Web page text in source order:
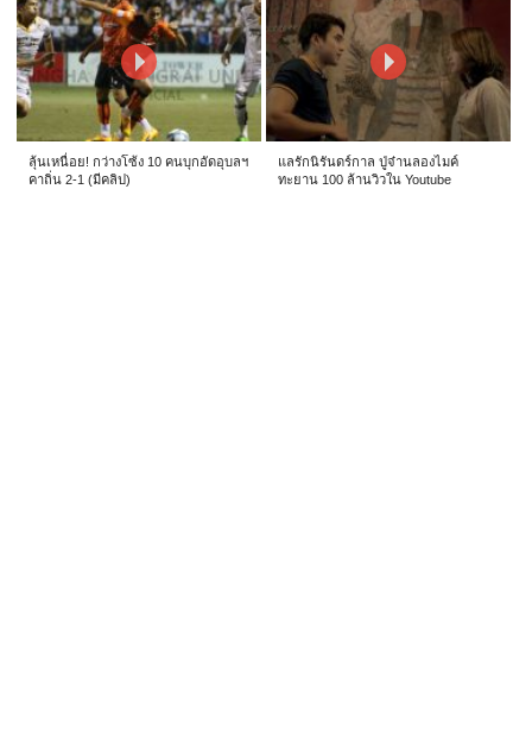
ลุ้นเหนื่อย! กว่างโซ้ง 10 คนบุกอัดอุบลฯ
คาถิ่น 2-1 (มีคลิป)
แลรักนิรันดร์กาล ปู่จ๋านลองไมค์
ทะยาน 100 ล้านวิวใน Youtube